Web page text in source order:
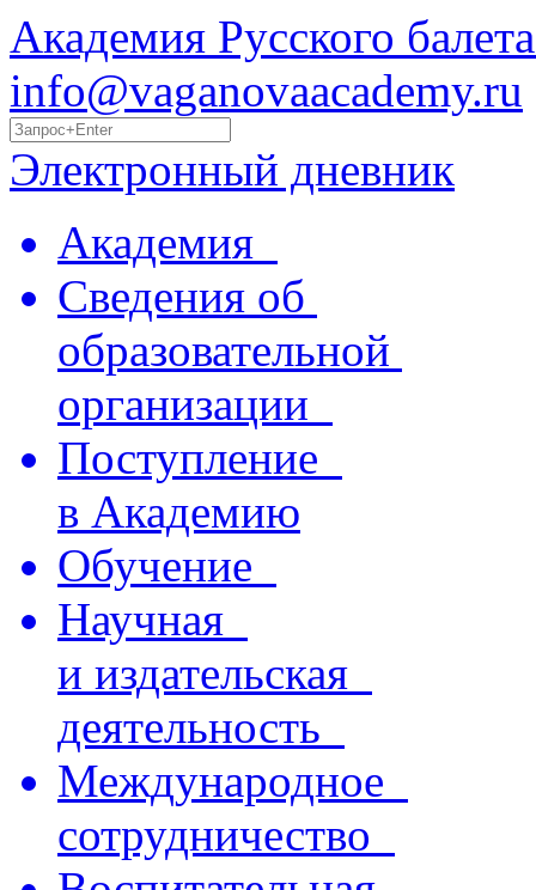
Академия Русского
info@vaganovaacademy.ru
Электронный дневник
Академия
Сведения об
образовательной
организации
Поступление
в Академию
Обучение
Научная
и издательская
деятельность
Международное
сотрудничество